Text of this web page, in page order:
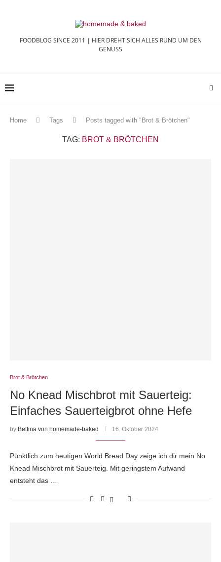
FOODBLOG SINCE 2011 | HIER DREHT SICH ALLES RUND UM DEN
GENUSS
Home Tags Posts tagged with "Brot & Brötchen"
TAG: BROT & BRÖTCHEN
Brot & Brötchen
No Knead Mischbrot mit Sauerteig:
Einfaches Sauerteigbrot ohne Hefe
by Bettina von homemade-baked 16. Oktober 2024
Pünktlich zum heutigen World Bread Day zeige ich dir mein No
Knead Mischbrot mit Sauerteig. Mit geringstem Aufwand
entsteht das …